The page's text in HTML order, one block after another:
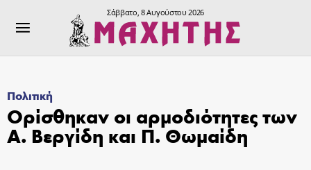
Σάββατο, 8 Αυγούστου 2026
Πολιτική
Ορίσθηκαν οι αρμοδιότητες των
Α. Βεργίδη και Π. Θωμαίδη